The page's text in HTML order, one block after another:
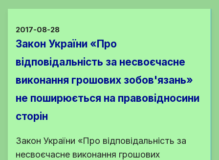
2017-08-28
Закон України «Про
відповідальність за несвоєчасне
виконання грошових зобов'язань»
не поширюється на правовідносини
сторін
Закон України «Про відповідальність за
несвоєчасне виконання грошових